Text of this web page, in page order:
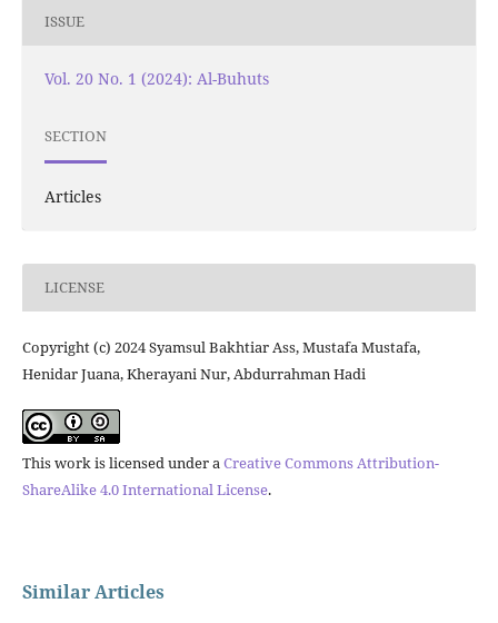
ISSUE
Vol. 20 No. 1 (2024): Al-Buhuts
SECTION
Articles
LICENSE
Copyright (c) 2024 Syamsul Bakhtiar Ass, Mustafa Mustafa,
Henidar Juana, Kherayani Nur, Abdurrahman Hadi
This work is licensed under aCreative Commons Attribution-
ShareAlike 4.0 International License.
Similar Articles